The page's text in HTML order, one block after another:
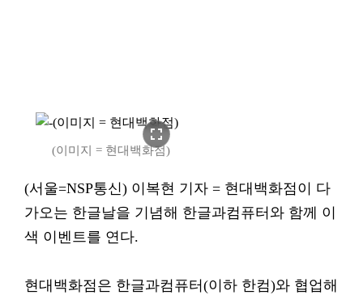
fullscreen
(이미지 = 현대백화점)
(서울=NSP통신) 이복현 기자 = 현대백화점이 다
가오는 한글날을 기념해 한글과컴퓨터와 함께 이
색 이벤트를 연다.
현대백화점은 한글과컴퓨터(이하 한컴)와 협업해